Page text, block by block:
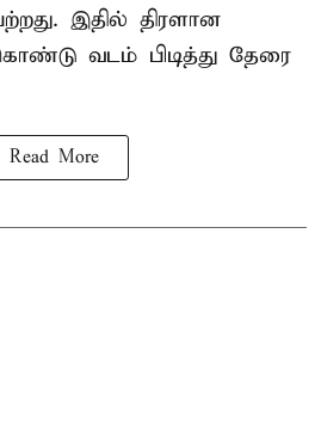
இதில் திரளான
வடம் பிடித்து தேரை
Read More